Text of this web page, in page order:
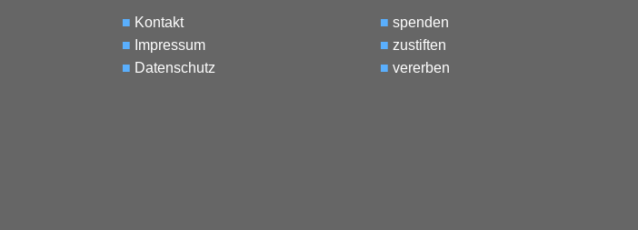
■ Kontakt
■ Impressum
■ Datenschutz
■ spenden
■ zustiften
■ vererben